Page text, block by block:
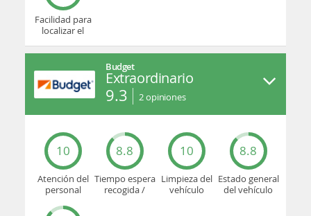
Facilidad para
localizar el
oficina
Budget
Extraordinario
9.3 2opiniones
10
Atención del
personal
8.8
Tiempo espera
recogida /
10
Limpieza del
vehículo
8.8
Estado general
del vehículo